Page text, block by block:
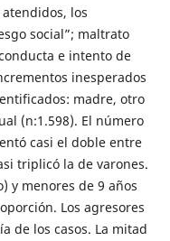
los
social”; maltrato
e intento de
inesperados
madre, otro
(n:1.598). El número
casi el doble entre
triplicó la de varones.
y menores de 9 años
Los agresores
de los casos. La mitad